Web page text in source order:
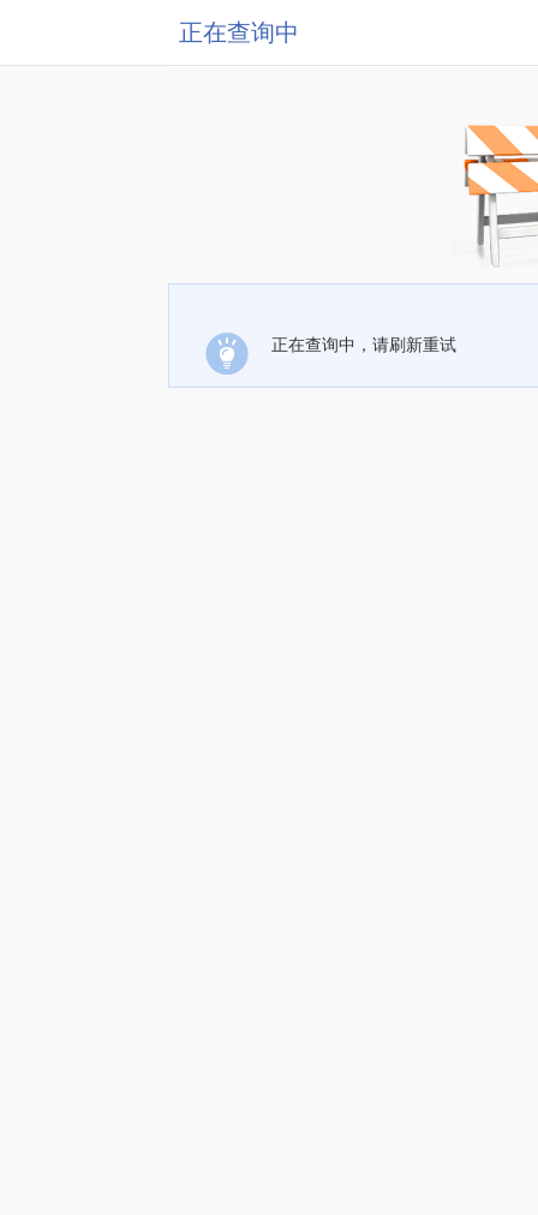
正在查询中
正在查询中，请刷新重试